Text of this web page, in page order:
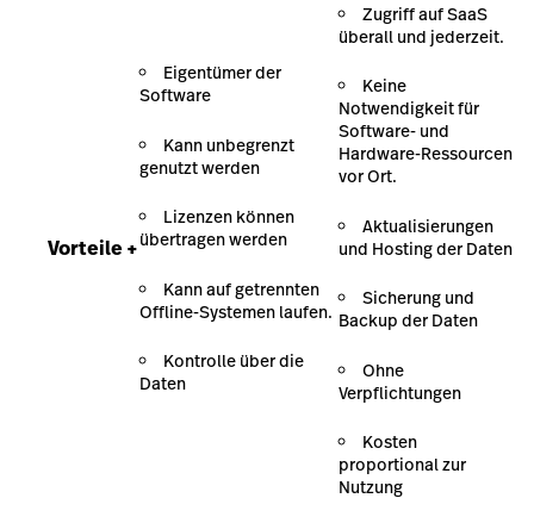
Vorteile +
Eigentümer der
Software
Kann unbegrenzt
genutzt werden
Lizenzen können
übertragen werden
Kann auf getrennten
Offline-Systemen laufen.
Kontrolle über die
Daten
Zugriff auf SaaS
überall und jederzeit.
Keine
Notwendigkeit für
Software- und
Hardware-Ressourcen
vor Ort.
Aktualisierungen
und Hosting der Daten
Sicherung und
Backup der Daten
Ohne
Verpflichtungen
Kosten
proportional zur
Nutzung